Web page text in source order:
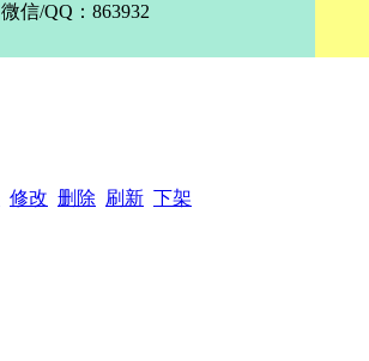
微信/QQ：863932
修改 删除 刷新 下架